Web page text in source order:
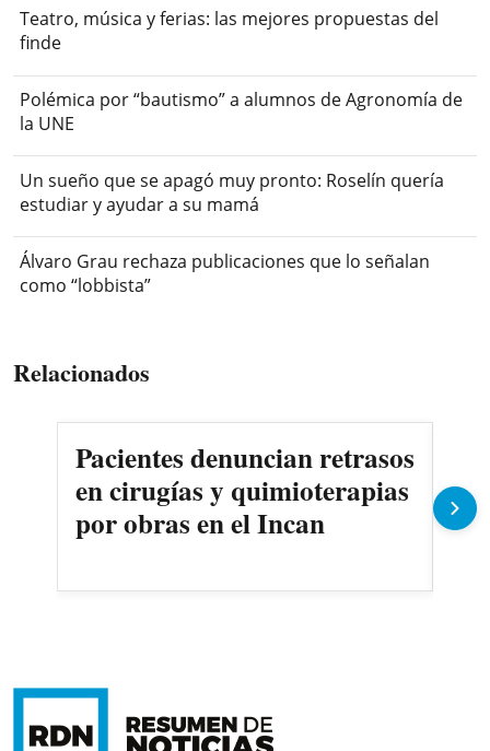
Teatro, música y ferias: las mejores propuestas del
finde
Polémica por “bautismo” a alumnos de Agronomía de
la UNE
Un sueño que se apagó muy pronto: Roselín quería
estudiar y ayudar a su mamá
Álvaro Grau rechaza publicaciones que lo señalan
como “lobbista”
Relacionados
Pacientes denuncian retrasos
en cirugías y quimioterapias
por obras en el Incan